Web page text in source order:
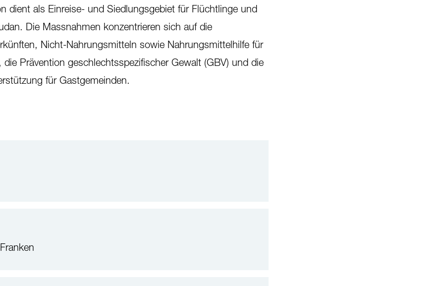
dient als Einreise- und Siedlungsgebiet für Flüchtlinge und
Die Massnahmen konzentrieren sich auf die
Nicht-Nahrungsmitteln sowie Nahrungsmittelhilfe für
Prävention geschlechtsspezifischer Gewalt (GBV) und die
für Gastgemeinden.